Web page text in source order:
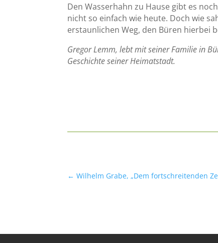
Den Wasserhahn zu Hause gibt es
nicht so einfach wie heute. Doch wie
erstaunlichen Weg, den Büren hierbei
Gregor Lemm, lebt mit seiner Familie in
Geschichte seiner Heimatstadt.
←Wilhelm Grabe, „Dem fortschreitenden